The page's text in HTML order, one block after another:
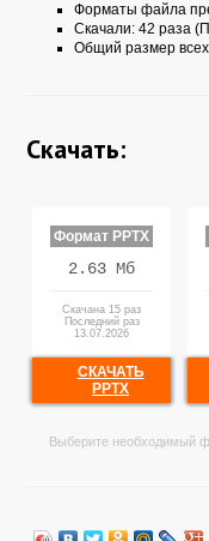
Форматы файла
Скачали: 42 раза
Общий размер
Скачать:
Формат PPTX
2.63 Мб
Скачана 15 раз
Последний раз
13.07.2026
СКАЧАТЬ
PPTX
Выберите необходимый